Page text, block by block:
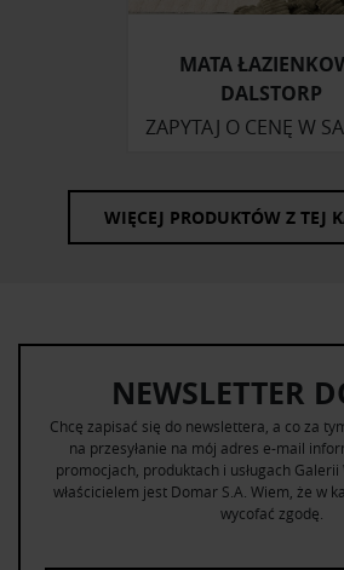
MATA
DALSTORP
ZAPYTAJ O CENĘ W
WIĘCEJ PRODUKTÓW Z TEJ
NEWSLETTER
Chcę zapisać się do newslettera, a co za
na przesyłanie na mój adres e-mail
promocjach, produktach i usługach
właścicielem jest Domar S.A. Wiem, że w
wycofać zgodę.